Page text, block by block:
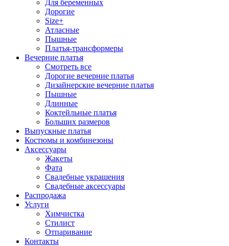
Для беременных
Дорогие
Size+
Атласные
Пышные
Платья-трансформеры
Вечерние платья
Смотреть все
Дорогие вечерние платья
Дизайнерские вечерние платья
Пышные
Длинные
Коктейльные платья
Больших размеров
Выпускные платья
Костюмы и комбинезоны
Аксессуары
Жакеты
Фата
Свадебные украшения
Свадебные аксессуары
Распродажа
Услуги
Химчистка
Стилист
Отпаривание
Контакты